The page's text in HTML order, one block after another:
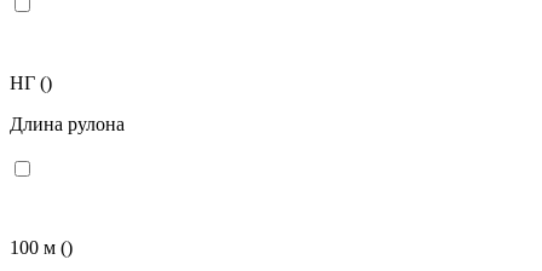
НГ ()
Длина рулона
100 м ()